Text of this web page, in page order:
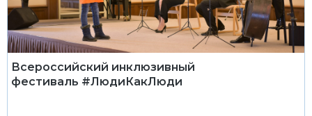
Всероссийский инклюзивный
фестиваль #ЛюдиКакЛюди